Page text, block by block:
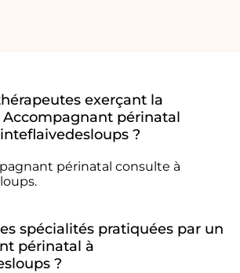
exerçant la
Accompagnant périnatal
?
périnatal consulte à
spécialités pratiquées par un
périnatal à
?